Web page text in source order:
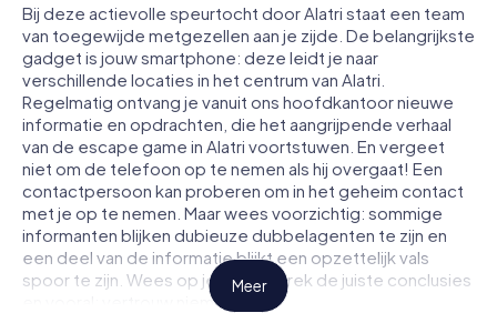
Bij deze actievolle speurtocht door Alatri staat een team
van toegewijde metgezellen aan je zijde. De belangrijkste
gadget is jouw smartphone: deze leidt je naar
verschillende locaties in het centrum van Alatri.
Regelmatig ontvang je vanuit ons hoofdkantoor nieuwe
informatie en opdrachten, die het aangrijpende verhaal
van de escape game in Alatri voortstuwen. En vergeet
niet om de telefoon op te nemen als hij overgaat! Een
contactpersoon kan proberen om in het geheim contact
met je op te nemen. Maar wees voorzichtig: sommige
informanten blijken dubieuze dubbelagenten te zijn en
een deel van de informatie blijkt een opzettelijk vals
spoor te zijn. Wees op je hoede, trek de juiste conclusies
en vooral: vertrouw niemand!
Meer